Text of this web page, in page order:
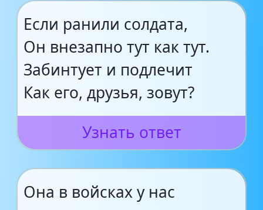
Если ранили солдата,
Он внезапно тут как тут.
Забинтует и подлечит
Как его, друзья, зовут?
Узнать ответ
Она в войсках у нас